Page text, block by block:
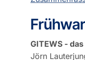
GITEWS -
Jörn